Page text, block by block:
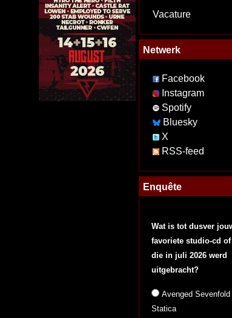
Vacature
Netwerk
Facebook
Instagram
Spotify
Bluesky
X
RSS-feed
Enquête
Wat is tot dusver
favoriete studio-cd of
die in juli 2026 werd
uitgebracht?
Avenged Sevenfold
Statica